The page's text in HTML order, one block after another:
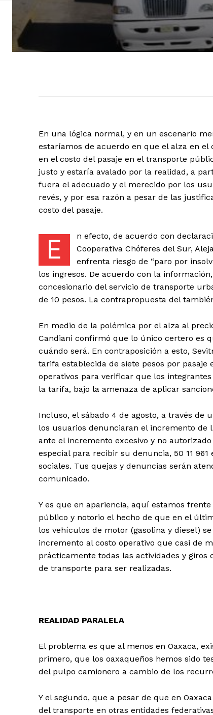
+ Todas las formas de
En una lógica normal, y en un escenario
estaríamos de acuerdo en que el alza en
en el costo del pasaje en el transporte
justo y estaría avalado por la realidad, a
fuera el adecuado y el merecido por los
revés, y por esa razón a pesar de las
costo del pasaje.
E
n efecto, de acuerdo con
Cooperativa Chóferes del Sur,
enfrenta riesgo de “paro por
los ingresos. De acuerdo con la
concesionario del servicio de transporte
de 10 pesos. La contrapropuesta del
En medio de la polémica por el alza al
Candiani confirmó que lo único certero es
cuándo será. En contraposición a esto,
tarifa establecida de siete pesos por
operativos para verificar que los
la tarifa, bajo la amenaza de aplicar
Incluso, el sábado 4 de agosto, a través
los usuarios denunciaran el incremento de
ante el incremento excesivo y no
especial para recibir su denuncia, 50 11
sociales. Tus quejas y denuncias serán
comunicado.
Y es que en apariencia, aquí estamos
público y notorio el hecho de que en el
los vehículos de motor (gasolina y diesel)
incremento al costo operativo que casi de
prácticamente todas las actividades y
de transporte para ser realizadas.
REALIDAD PARALELA
El problema es que al menos en Oaxaca,
primero, que los oaxaqueños hemos sido
del pulpo camionero a cambio de los
Y el segundo, que a pesar de que en
del transporte en otras entidades